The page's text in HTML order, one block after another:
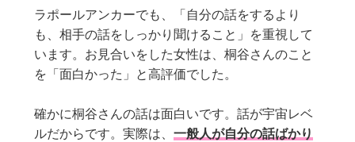
ラポールアンカーでも、「自分の話をするより
も、相手の話をしっかり聞けること」を重視して
います。お見合いをした女性は、桐谷さんのこと
を「面白かった」と高評価でした。
確かに桐谷さんの話は面白いです。話が宇宙レベ
ルだからです。実際は、一般人が自分の話ばかり